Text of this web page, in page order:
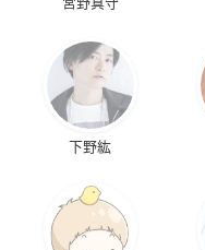
DOG DAYS″
キアン
下野紘